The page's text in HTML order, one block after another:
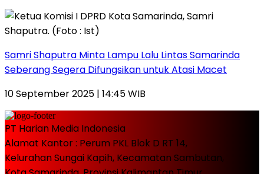
Samri Shaputra Minta Lampu Lalu Lintas Samarinda
Seberang Segera Difungsikan untuk Atasi Macet
10 September 2025 | 14:45 WIB
PT Harian Media Indonesia
Alamat Kantor : Perum PKL Blok D RT 14,
Kelurahan Sungai Kapih, Kecamatan Sambutan,